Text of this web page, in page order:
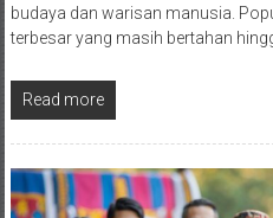
budaya dan warisan manusia.
terbesar yang masih bertahan
Read more